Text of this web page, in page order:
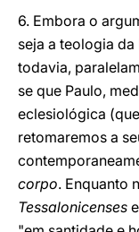
6. Embora o
seja a teologia
todavia,
se que Paulo,
eclesiológica
retomaremos a
corpo. Enquanto
Tessalonicenses